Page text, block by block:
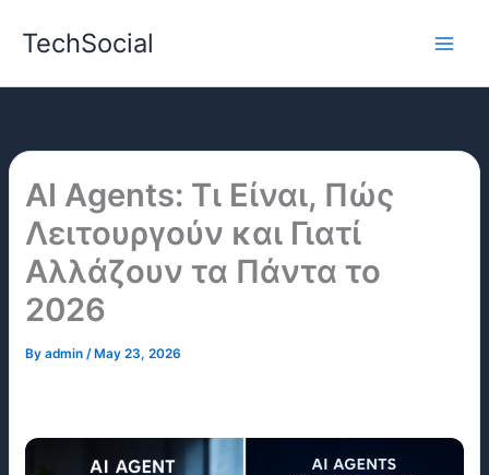
TechSocial
AI Agents: Τι Είναι, Πώς
Λειτουργούν και Γιατί
Αλλάζουν τα Πάντα το
2026
Byadmin/ May 23, 2026